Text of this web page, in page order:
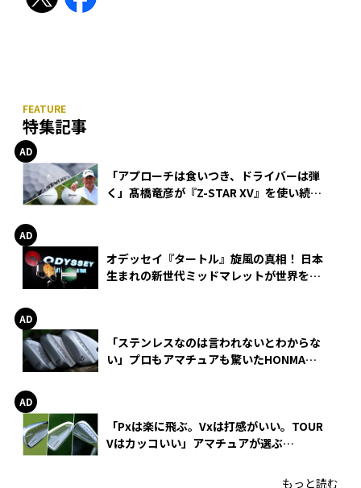
特集記事
「アプローチは食いつき、ドライバーは弾
く」髙橋竜彦が『Z-STAR XV』を使い続け
オデッセイ『タートル』旋風の真相！ 日本
生まれの新世代ミッドマレットが世界を席
「ステンレスなのは言われないとわからな
い」プロもアマチュアも驚いたHONMA
「Pxは楽に飛ぶ。Vxは打感がいい。TOUR
Vはカッコいい」アマチュアが選ぶ
もっと読む